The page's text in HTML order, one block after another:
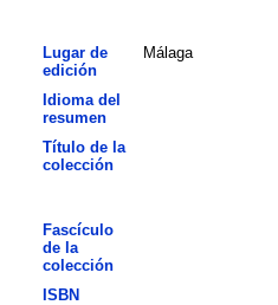
Lugar de
edición
Málaga
Idioma del
resumen
Título de la
colección
Fascículo
de la
colección
ISBN